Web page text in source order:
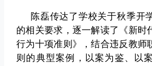
陈磊传达了学校关于秋季开
的相关要求，逐一解读了《新时
行为十项准则》，结合违反教师
则的典型案例，以案为鉴、以